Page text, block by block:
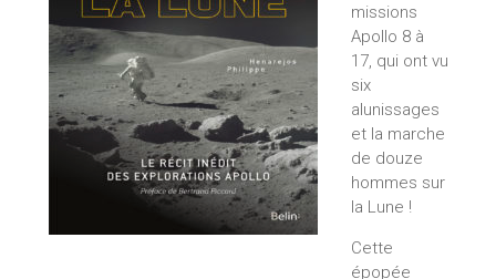
missions
Apollo 8 à
17, qui ont vu
six
alunissages
et la marche
de douze
hommes sur
la Lune !
Cette
épopée